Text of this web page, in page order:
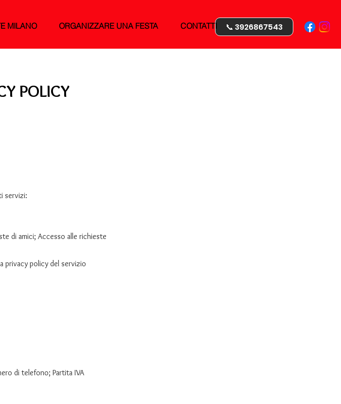
📞 3926867543
MILANO ORGANIZZARE UNA FESTA CONTATTI
POLICY
servizi:
di amici; Accesso alle richieste
privacy policy del servizio
di telefono; Partita IVA